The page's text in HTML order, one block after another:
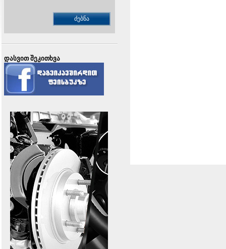
დასვით შეკითხვა